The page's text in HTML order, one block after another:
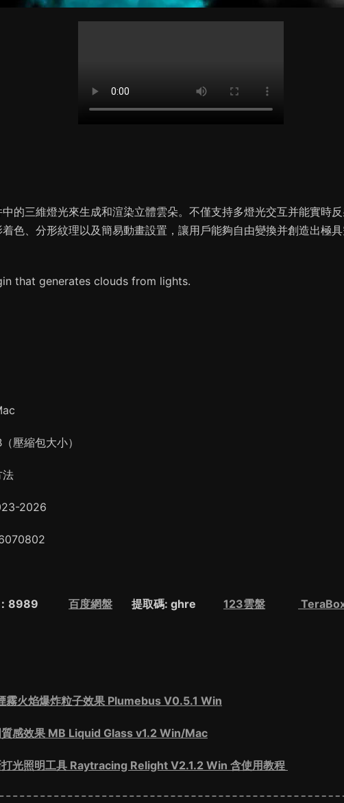
的三維燈光來生成和渲染立體雲朵。不僅支持多燈光交互并能實時
色、分形紋理以及簡易動畫設置，讓用戶能夠自由變換并創造出極
that generates clouds from lights.
壓縮包大小）
法
2026
：8989 百度網盤 提取碼: ghre 123雲盤
霧火焰爆炸粒子效果 Plumebus V0.5.1 Win
感效果 MB Liquid Glass v1.2 Win/Mac
光照明工具 Raytracing Relight V2.1.2 Win 含使用教程